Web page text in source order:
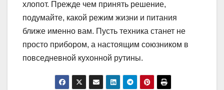
хлопот. Прежде чем принять решение,
подумайте, какой режим жизни и питания
ближе именно вам. Пусть техника станет не
просто прибором, а настоящим союзником в
повседневной кухонной рутины.